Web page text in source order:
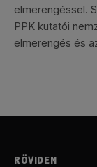
elmerengéssel.
PPK kutatói
elmerengés és
RÖVIDEN